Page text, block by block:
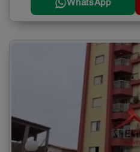
WhatsApp